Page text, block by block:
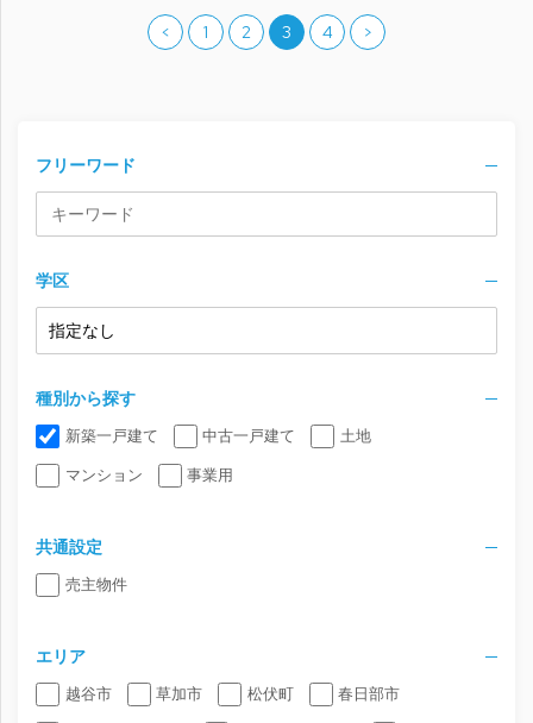
< 1 2 3 4 >
フリーワード
学区
種別から探す
新築一戸建て 中古一戸建て 土地
マンション 事業用
共通設定
売主物件
エリア
越谷市 草加市 松伏町 春日部市